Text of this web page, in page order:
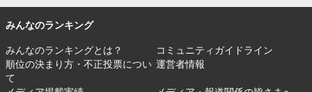
みんなのランキング
みんなのランキングとは？
コミュニティガイドライン
順位の決まり方・不正投票につい
て
運営者情報